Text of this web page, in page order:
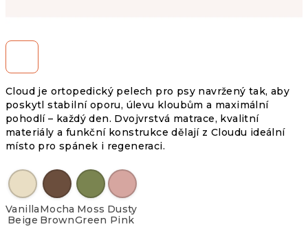
Cloud je ortopedický pelech pro psy navržený tak, aby
poskytl stabilní oporu, úlevu kloubům a maximální
pohodlí – každý den. Dvojvrstvá matrace, kvalitní
materiály a funkční konstrukce dělají z Cloudu ideální
místo pro spánek i regeneraci.
Vanilla
Beige
Mocha
Brown
Moss
Green
Dusty
Pink